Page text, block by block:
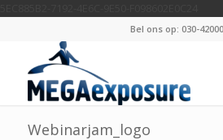
Bel ons op: 030-
Webinarjam_logo